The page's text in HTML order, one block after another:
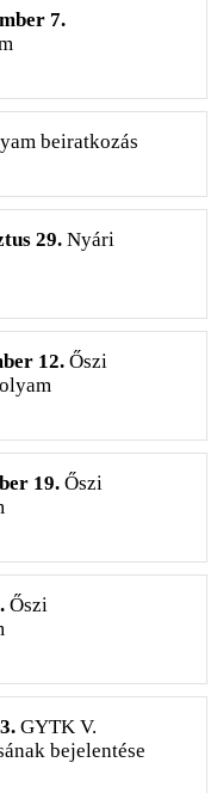
7.
beiratkozás
29. Nyári
12. Őszi
19. Őszi
Őszi
GYTK V.
bejelentése